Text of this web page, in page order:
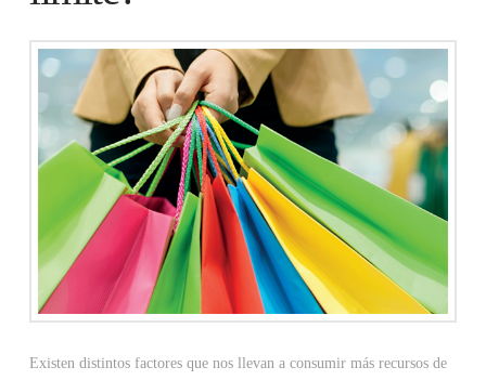
Existen distintos factores que nos llevan a consumir más recursos de